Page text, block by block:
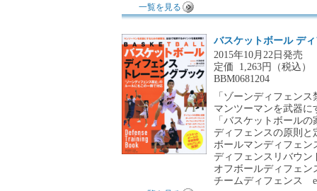
一覧を見る
バスケットボール デ
2015年10月22日発売
定価 1,263円（税込）
BBM0681204
「ゾーンディフェン
マンツーマンを武器
「バスケットボール
ディフェンスの原則と
ボールマンディフェン
ディフェンスリバウン
オフボールディフェン
チームディフェンス